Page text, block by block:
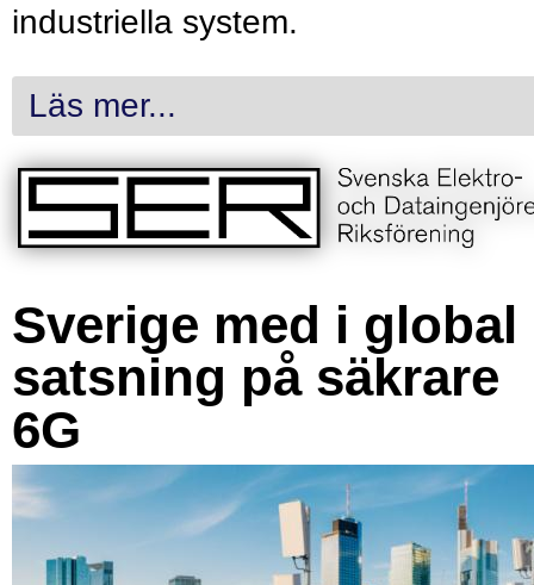
industriella system.
Läs mer...
Sverige med i global
satsning på säkrare
6G